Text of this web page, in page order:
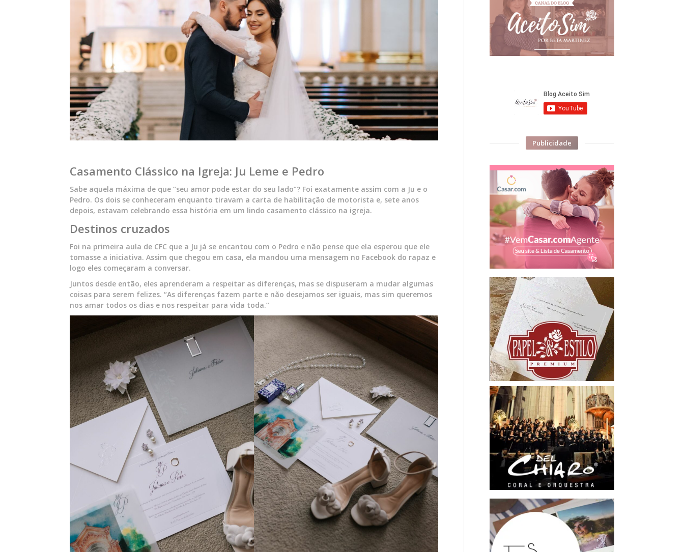
Casamento Clássico na Igreja: Ju Leme e Pedro
Sabe aquela máxima de que “seu amor pode estar do seu lado”? Foi exatamente assim com a Ju e o
Pedro. Os dois se conheceram enquanto tiravam a carta de habilitação de motorista e, sete anos
depois, estavam celebrando essa história em um lindo casamento clássico na igreja.
Destinos cruzados
Foi na primeira aula de CFC que a Ju já se encantou com o Pedro e não pense que ela esperou que ele
tomasse a iniciativa. Assim que chegou em casa, ela mandou uma mensagem no Facebook do rapaz e
logo eles começaram a conversar.
Juntos desde então, eles aprenderam a respeitar as diferenças, mas se dispuseram a mudar algumas
coisas para serem felizes. “As diferenças fazem parte e não desejamos ser iguais, mas sim queremos
nos amar todos os dias e nos respeitar para vida toda.”
Publicidade